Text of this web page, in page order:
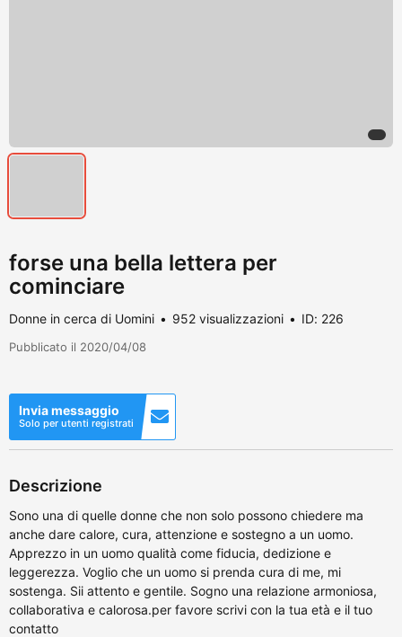
forse una bella lettera per
cominciare
Donne in cerca di Uomini 952 visualizzazioni ID: 226
Pubblicato il 2020/04/08
Invia messaggio
Solo per utenti registrati
Descrizione
Sono una di quelle donne che non solo possono chiedere ma
anche dare calore, cura, attenzione e sostegno a un uomo.
Apprezzo in un uomo qualità come fiducia, dedizione e
leggerezza. Voglio che un uomo si prenda cura di me, mi
sostenga. Sii attento e gentile. Sogno una relazione armoniosa,
collaborativa e calorosa.per favore scrivi con la tua età e il tuo
contatto